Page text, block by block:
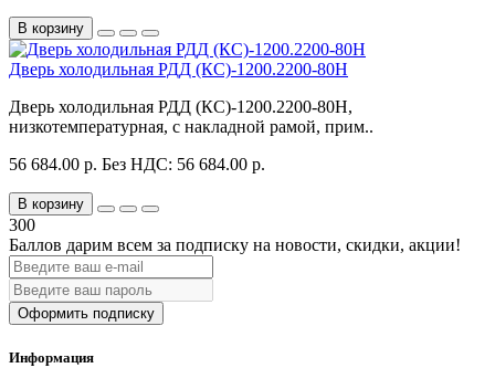
В корзину
Дверь холодильная РДД (КС)-1200.2200-80Н
Дверь холодильная РДД (КС)-1200.2200-80Н,
низкотемпературная, с накладной рамой, прим..
56 684.00 р. Без НДС: 56 684.00 р.
В корзину
300
Баллов дарим всем за подписку на новости, скидки, акции!
Оформить подписку
Информация